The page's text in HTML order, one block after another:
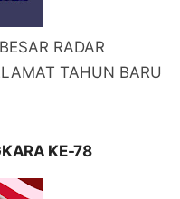
RADAR
TAHUN BARU
KE-78